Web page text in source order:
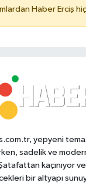
Haber Erciş
yepyeni
sadelik ve
kaçınıyor
bir altyapı